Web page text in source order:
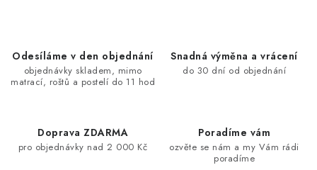
Odesíláme v den objednání
objednávky skladem, mimo
matrací, roštů a postelí do 11 hod
Snadná výměna a vrácení
do 30 dní od objednání
Doprava ZDARMA
pro objednávky nad 2 000 Kč
Poradíme vám
ozvěte se nám a my Vám rádi
poradíme